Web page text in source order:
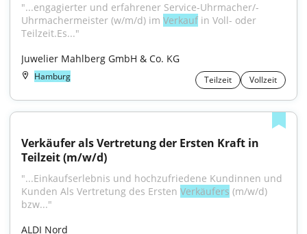
"...engagierter und erfahrener Service-Uhrmacher/-
Uhrmachermeister (w/m/d) im Verkauf in Voll- oder
Teilzeit.Es..."
Juwelier Mahlberg GmbH & Co. KG
Hamburg Teilzeit Vollzeit
Verkäufer als Vertretung der Ersten Kraft in
Teilzeit (m/w/d)
"...Einkaufserlebnis und hochzufriedene Kundinnen und
Kunden Als Vertretung des Ersten Verkäufers (m/w/d)
bzw..."
ALDI Nord